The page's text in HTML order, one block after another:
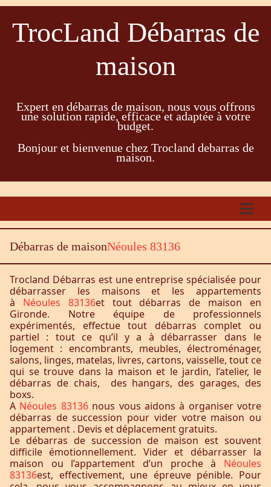
TrocLand Débarras de
maison
Expert en débarras de maison, nous vous offrons
une solution rapide, efficace et adaptée à votre
budget.
Bonjour et bienvenue chez Trocland debarras de
maison.
Débarras de maisonNéoules 83136
Trocland Débarras est une entreprise spécialisée pour
débarrasser les maisons et les appartements
à Néoules 83136et tout débarras de maison en
Gironde. Notre équipe de professionnels
expérimentés, effectue tout débarras complet ou
partiel : tout ce qu’il y a à débarrasser dans le
logement : encombrants, meubles, électroménager,
salons, linges, matelas, livres, cartons, vaisselle, tout ce
qui se trouve dans la maison et le jardin, l’atelier, le
débarras de chais, des hangars, des garages, des
boxs.
A Néoules 83136 nous vous aidons à organiser votre
débarras de succession pour vider votre maison ou
appartement . Devis et déplacement gratuits.
Le débarras de succession de maison est souvent
difficile émotionnellement. Vider et débarrasser la
maison ou l’appartement d’un proche à Néoules
83136est, effectivement, une épreuve pénible. Pour